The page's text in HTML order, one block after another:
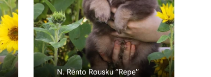
N. Rento Rousku ”Repe” ❤️